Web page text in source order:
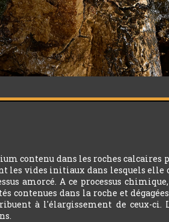
contenu dans les roches
les vides initiaux dans lesquels
amorcé. A ce processus
contenues dans la roche et
à l'élargissement de ceux-